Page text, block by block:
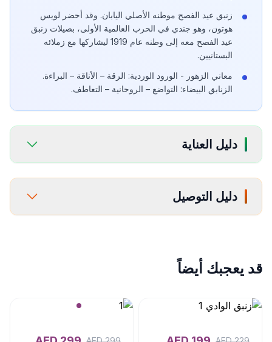
زنبق عيد الفصح موطنه الأصلي اليابان. وقد أحضر لويس
هوتون، وهو جندي في الحرب العالمية الأولى، بصيلات زنبق
عيد الفصح معه إلى وطنه عام 1919 ليشاركها مع زملائه
البستانيين.
معاني الزهور - الورود الوردية: الرقة – الأناقة – البراءة.
الزنابق البيضاء: التواضع – الروحانية – التعاطف.
دليل العناية
دليل التوصيل
قد يعجبك أيضاً